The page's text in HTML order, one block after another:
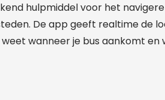
hulpmiddel voor het
De app geeft realtime de
wanneer je bus aankomt